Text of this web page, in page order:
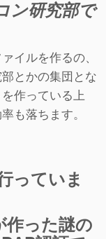
ン研究部で
イルを作るの、
とかの集団とな
作っている上
も落ちます。
っていま
作った謎の